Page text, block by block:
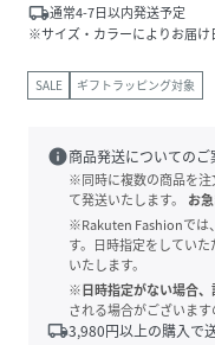
local_shipping通常4-7日以内発送予定
※サイズ・カラーによりお届け
SALE ギフトラッピング対象
info商品発送についてのご
※同時に複数の商品を注
て発送いたします。
お
※Rakuten Fashionでは
す。日時指定をしてい
いたします。
※日時指定がない場合、
される場合がございま
local_shipping3,980円以上の購入で